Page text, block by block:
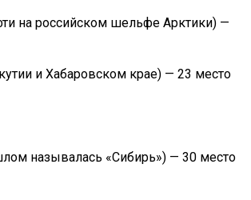
на российском шельфе Арктики) —
и Хабаровском крае) — 23 место
называлась «Сибирь») — 30 место